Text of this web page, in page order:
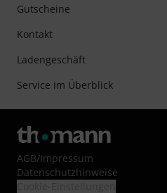
Gutscheine
Kontakt
Ladengeschäft
Service im Überblick
AGB/Impressum
Datenschutzhinweise